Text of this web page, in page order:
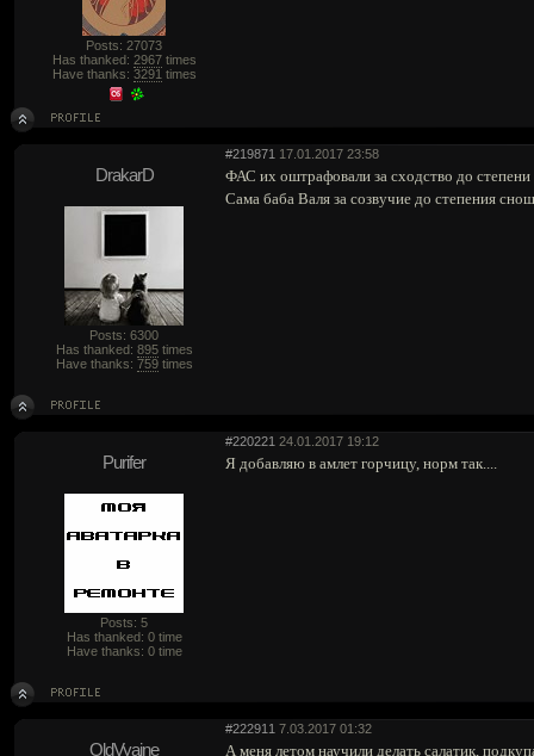
Posts: 27073
Has thanked: 2967times
Have thanks: 3291 times
#219871 17.01.2017 23:58
DrakarD
Posts: 6300
Has thanked: 895times
Have thanks: 759times
ФАС их оштрафовали за сходство до
Сама баба Валя за созвучие до степения
#220221 24.01.2017 19:12
Purifer
Posts: 5
Has thanked: 0 time
Have thanks: 0 time
Я добавляю в амлет горчицу, норм так....
#222911 7.03.2017 01:32
OldVyaine А меня летом научили делать салатик,